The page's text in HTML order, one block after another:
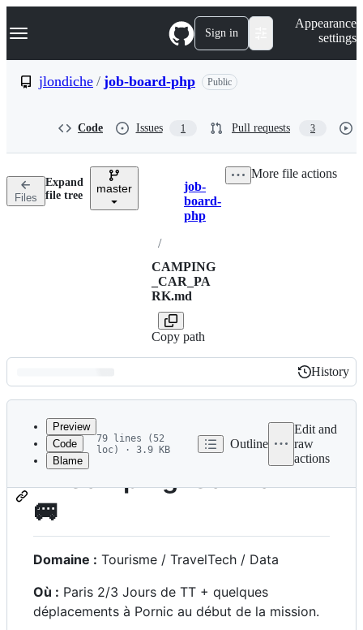
k
p
n
Navigation Menu Sign in
Appearance
settings
jlondiche / job-board-php Public
Code Issues 1 Pull requests 3
Files
Expand
file tree
master Breadcrumbs
job-
board-
php
/
CAMPING
_CAR_PA
RK.md
Copy path
More file actions
Latest
commit
History
History
metadata
and
controls
Preview
Code
Blame
79 lines (52
loc) · 3.9 KB
Outline
Edit and
raw
actions
🚐 Camping-Car Park
🚐
Domaine : Tourisme / TravelTech / Data
Où : Paris 2/3 Jours de TT + quelques
déplacements à Pornic au début de la mission.